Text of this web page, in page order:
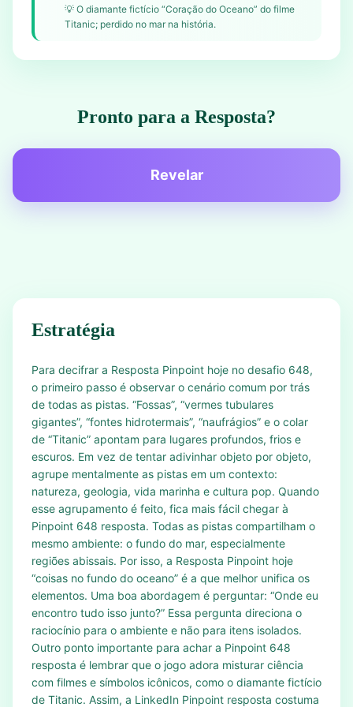
💡 O diamante fictício “Coração do Oceano” do filme
Titanic; perdido no mar na história.
Pronto para a Resposta?
Revelar
Estratégia
Para decifrar a Resposta Pinpoint hoje no desafio 648,
o primeiro passo é observar o cenário comum por trás
de todas as pistas. “Fossas”, “vermes tubulares
gigantes”, “fontes hidrotermais”, “naufrágios” e o colar
de “Titanic” apontam para lugares profundos, frios e
escuros. Em vez de tentar adivinhar objeto por objeto,
agrupe mentalmente as pistas em um contexto:
natureza, geologia, vida marinha e cultura pop. Quando
esse agrupamento é feito, fica mais fácil chegar à
Pinpoint 648 resposta. Todas as pistas compartilham o
mesmo ambiente: o fundo do mar, especialmente
regiões abissais. Por isso, a Resposta Pinpoint hoje
“coisas no fundo do oceano” é a que melhor unifica os
elementos. Uma boa abordagem é perguntar: “Onde eu
encontro tudo isso junto?” Essa pergunta direciona o
raciocínio para o ambiente e não para itens isolados.
Outro ponto importante para achar a Pinpoint 648
resposta é lembrar que o jogo adora misturar ciência
com filmes e símbolos icônicos, como o diamante fictício
de Titanic. Assim, a LinkedIn Pinpoint resposta costuma